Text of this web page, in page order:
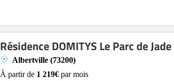
Résidence DOMITYS Le Parc de Jade
Albertville (73200)
À partir de 1 219€ par mois